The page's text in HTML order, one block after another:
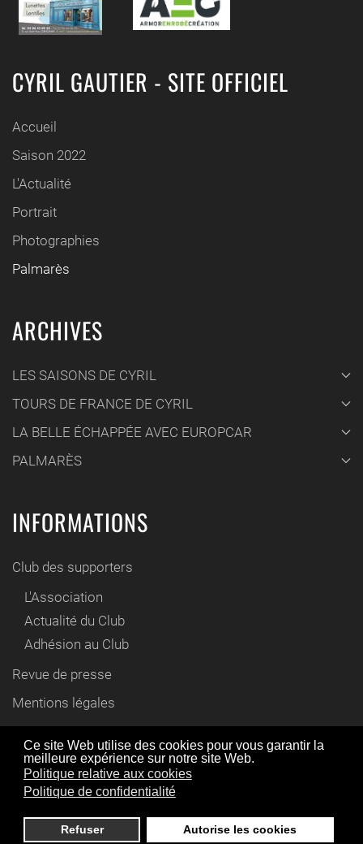
Ce site Web utilise des cookies pour vous garantir la
meilleure expérience sur notre site Web.
Politique relative aux cookies
Politique de confidentialité
Refuser Autorise les cookies
CYRIL GAUTIER - SITE OFFICIEL
Accueil
Saison 2022
L'Actualité
Portrait
Photographies
Palmarès
ARCHIVES
LES SAISONS DE CYRIL
TOURS DE FRANCE DE CYRIL
LA BELLE ÉCHAPPÉE AVEC EUROPCAR
PALMARÈS
INFORMATIONS
Club des supporters
L'Association
Actualité du Club
Adhésion au Club
Revue de presse
Mentions légales
Contact
© www.cyril-gautier.fr 2012 / 2021
En utilisant ce site Web, vous acceptez l'utilisation de
cookies comme décrit dans notre politique de